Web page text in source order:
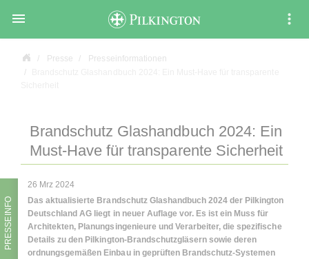

Presse
Presseinformationen
Brandschutz Glashandbuch 2024: Ein
Must-Have für transparente Sicherheit
PRESSEINFO
26 Mrz 2024
Das aktualisierte Brandschutz Glashandbuch 2024 der Pilkington
Deutschland AG liegt in neuer Auflage vor. Es ist ein Muss für
Architekten, Planungsingenieure und Verarbeiter, die spezifische
Details zu den Pilkington-Brandschutzgläsern sowie deren
ordnungsgemäßen Einbau in geprüften Brandschutz-Systemen